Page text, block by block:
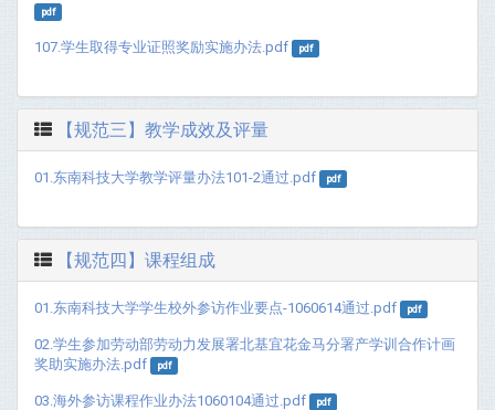
pdf
107.学生取得专业证照奖励实施办法.pdf pdf
【规范三】教学成效及评量
01.东南科技大学教学评量办法101-2通过.pdf pdf
【规范四】课程组成
01.东南科技大学学生校外参访作业要点-1060614通过.pdf pdf
02.学生参加劳动部劳动力发展署北基宜花金马分署产学训合作计画
奖助实施办法.pdf
pdf
03.海外参访课程作业办法1060104通过.pdf pdf